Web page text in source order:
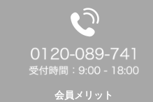
会員メリット